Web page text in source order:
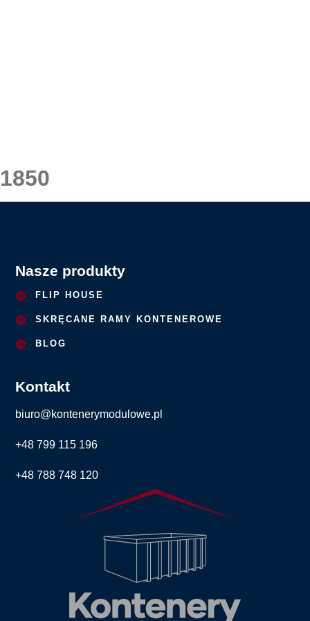
1850
Nasze produkty
FLIP HOUSE
SKRĘCANE RAMY KONTENEROWE
BLOG
Kontakt
biuro@kontenerymodulowe.pl
+48 799 115 196
+48 788 748 120